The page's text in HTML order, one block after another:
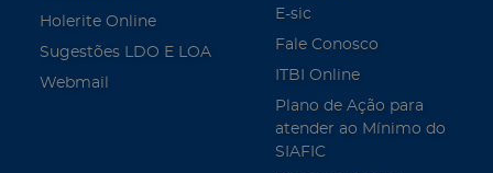
Holerite Online
Sugestões LDO E LOA
Webmail
E-sic
Fale Conosco
ITBI Online
Plano de Ação para
atender ao Mínimo do
SIAFIC